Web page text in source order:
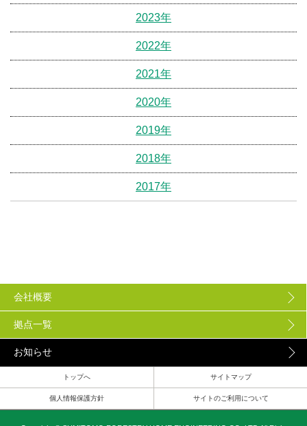
2023年
2022年
2021年
2020年
2019年
2018年
2017年
会社概要
拠点一覧
お知らせ
トップへ サイトマップ
個人情報保護方針 サイトのご利用について